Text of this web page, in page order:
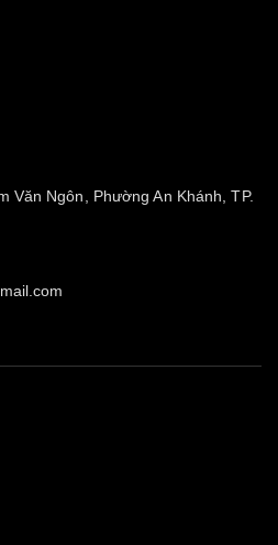
Văn Ngôn, Phường An Khánh, TP.